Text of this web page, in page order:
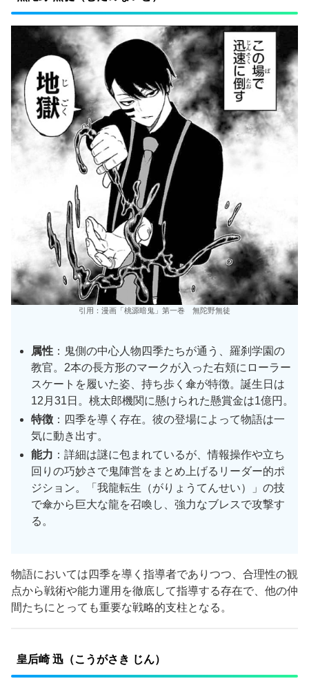
引用：漫画「桃源暗鬼」第一巻 無陀野無徒
属性 ：鬼側の中心人物四季たちが通う、羅刹学園の
教官。2本の長方形のマークが入った右頬にローラー
スケートを履いた姿、持ち歩く傘が特徴。誕生日は
12月31日。桃太郎機関に懸けられた懸賞金は1億円。
特徴 ：四季を導く存在。彼の登場によって物語は一
気に動き出す。
能力 ：詳細は謎に包まれているが、情報操作や立ち
回りの巧妙さで鬼陣営をまとめ上げるリーダー的ポ
ジション。「我龍転生（がりょうてんせい）」の技
で傘から巨大な龍を召喚し、強力なブレスで攻撃す
る。
物語においては四季を導く指導者でありつつ、合理性の観
点から戦術や能力運用を徹底して指導する存在で、他の仲
間たちにとっても重要な戦略的支柱となる。
皇后崎 迅（こうがさき じん）